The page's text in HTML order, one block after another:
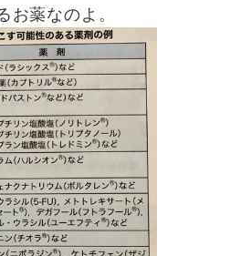
薬なのよ。